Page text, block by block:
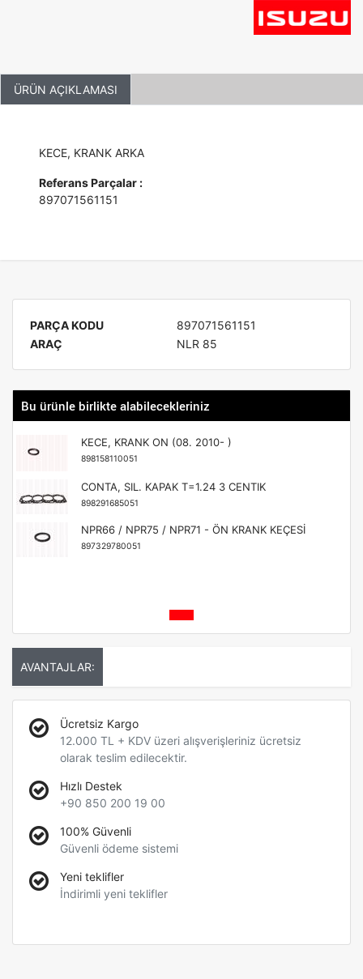
ÜRÜN AÇIKLAMASI
KECE, KRANK ARKA
Referans Parçalar :
897071561151
PARÇA KODU
897071561151
ARAÇ
NLR 85
Bu ürünle birlikte alabilecekleriniz
KECE, KRANK ON (08. 2010- )
898158110051
CONTA, SIL. KAPAK T=1.24 3 CENTIK
898291685051
NPR66 / NPR75 / NPR71 - ÖN KRANK KEÇESİ
897329780051
AVANTAJLAR:
Ücretsiz Kargo
12.000 TL + KDV üzeri alışverişleriniz ücretsiz
olarak teslim edilecektir.
Hızlı Destek
+90 850 200 19 00
100% Güvenli
Güvenli ödeme sistemi
Yeni teklifler
İndirimli yeni teklifler